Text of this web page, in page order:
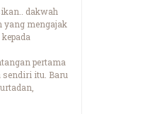
dakwah
yang mengajak
pertama
sendiri itu. Baru